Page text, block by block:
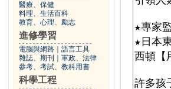
醫療、保健
料理、生活百科
教育、心理、勵志
進修學習
電腦與網路
語言工具
雜誌、期刊
軍政、法律
參考、考試、教科用書
科學工程